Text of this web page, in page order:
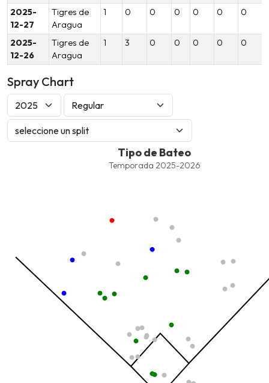
2025-
12-27
Tigres de
Aragua
1 0 0 0 0 0 0
2025-
12-26
Tigres de
Aragua
1 3 0 0 0 0 0
Spray Chart
Combination chart with 8 data series.
The chart has 1 Y axis displaying values. Data ranges from -
Tipo de Bateo
Temporada 2025-2026